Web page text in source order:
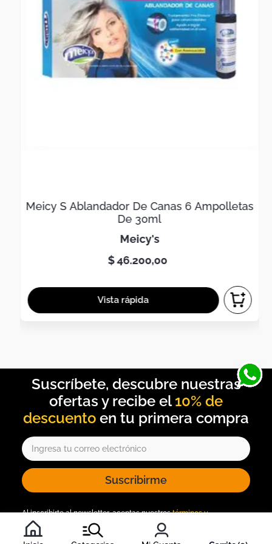
Meicy S Ablandador De Canas 6 Ampolletas
De 30ml
meicy's
$46.200,00
10% de
descuento
Suscribirme
Al inscribirte al newsletter, aceptas nuestrostérminos y
condiciones
, y nuestra política de tratamiento de información